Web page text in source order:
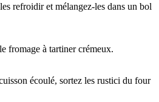
refroidir et mélangez-les dans un bol
fromage à tartiner crémeux.
écoulé, sortez les rustici du four